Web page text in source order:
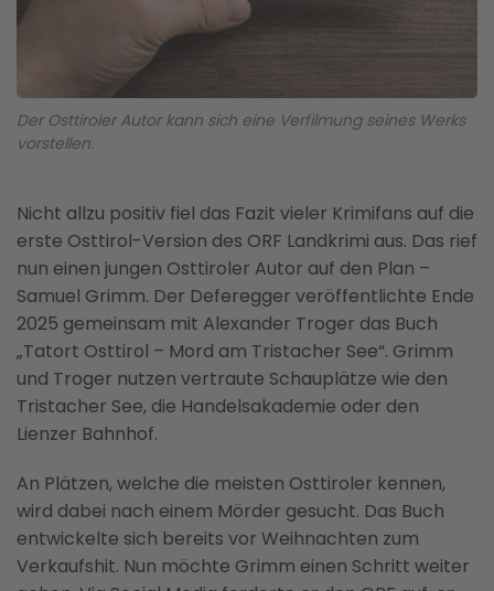
Der Osttiroler Autor kann sich eine Verfilmung seines Werks
vorstellen.
Nicht allzu positiv fiel das Fazit vieler Krimifans auf die
erste Osttirol-Version des ORF Landkrimi aus. Das rief
nun einen jungen Osttiroler Autor auf den Plan –
Samuel Grimm. Der Deferegger veröffentlichte Ende
2025 gemeinsam mit Alexander Troger das Buch
„Tatort Osttirol – Mord am Tristacher See“. Grimm
und Troger nutzen vertraute Schauplätze wie den
Tristacher See, die Handelsakademie oder den
Lienzer Bahnhof.
An Plätzen, welche die meisten Osttiroler kennen,
wird dabei nach einem Mörder gesucht. Das Buch
entwickelte sich bereits vor Weihnachten zum
Verkaufshit. Nun möchte Grimm einen Schritt weiter